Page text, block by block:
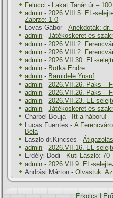
Felucci -
Lakat Tanár úr –
admin - 2026.VIII.5. EL-
Zabrze: 1-0
Lovas Gábor -Anekdoták: dr.
admin -Játékoskeret és
admin - 2026.VIII.2.
admin - 2026.VIII.2.
admin - 2026.VII.30. EL-
admin - Botka Endre
admin - Bamidele Yusuf
admin - 2026.VII.26. Paks –
admin - 2026.VII.26. Paks –
admin - 2026.VII.23. EL-
admin -Játékoskeret és
Charbel Bouja - Itt a háboru!
Lucas Fuentes -A
Béla
Laszlo dr.Kincses -
admin - 2026.VII.16. EL-
Erdélyi Dodi - Kuti László: 70
admin - 2026.VII.9. EL-
Andrási Márton -Olvastuk:
Erkölcs Erő